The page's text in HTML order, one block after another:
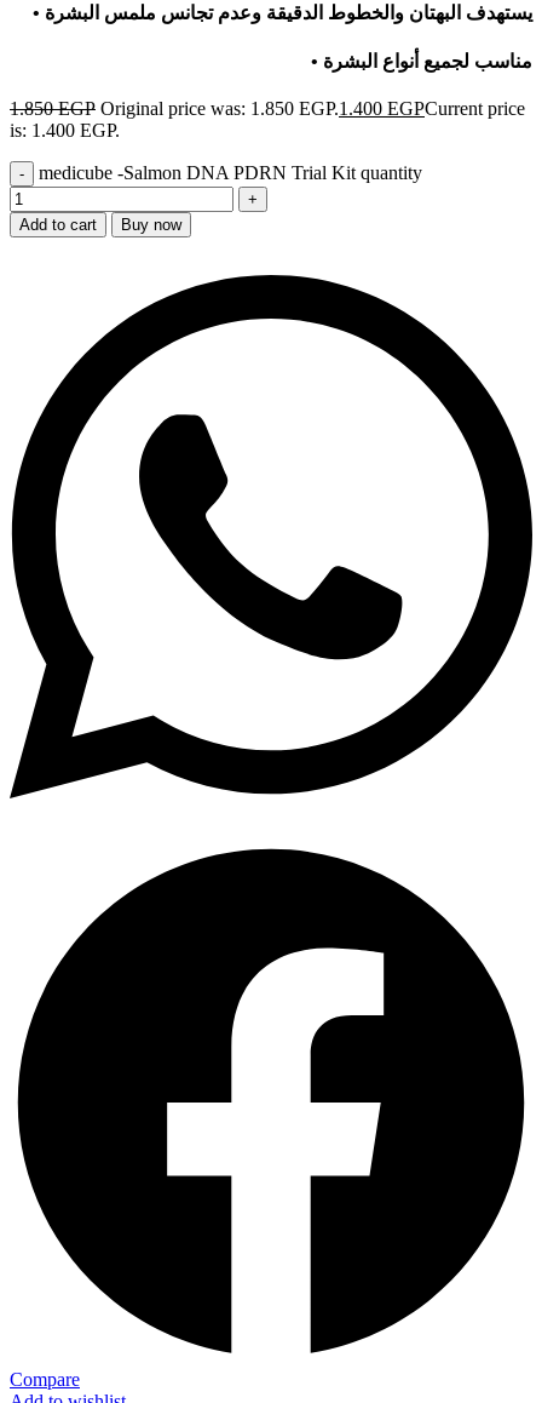
• يستهدف البهتان والخطوط الدقيقة وعدم تجانس ملمس البشرة
• مناسب لجميع أنواع البشرة
1.850EGP Original price was: 1.850 EGP.1.400 EGPCurrent price
is: 1.400 EGP.
medicube -Salmon DNA PDRN Trial Kit quantity
Add to cart Buy now
Compare